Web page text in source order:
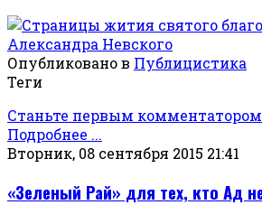
Опубликовано в Публицистика
Теги
Станьте первым
Подробнее ...
Вторник, 08 сентября 2015 21:41
«Зеленый Рай» для тех, кто Ад